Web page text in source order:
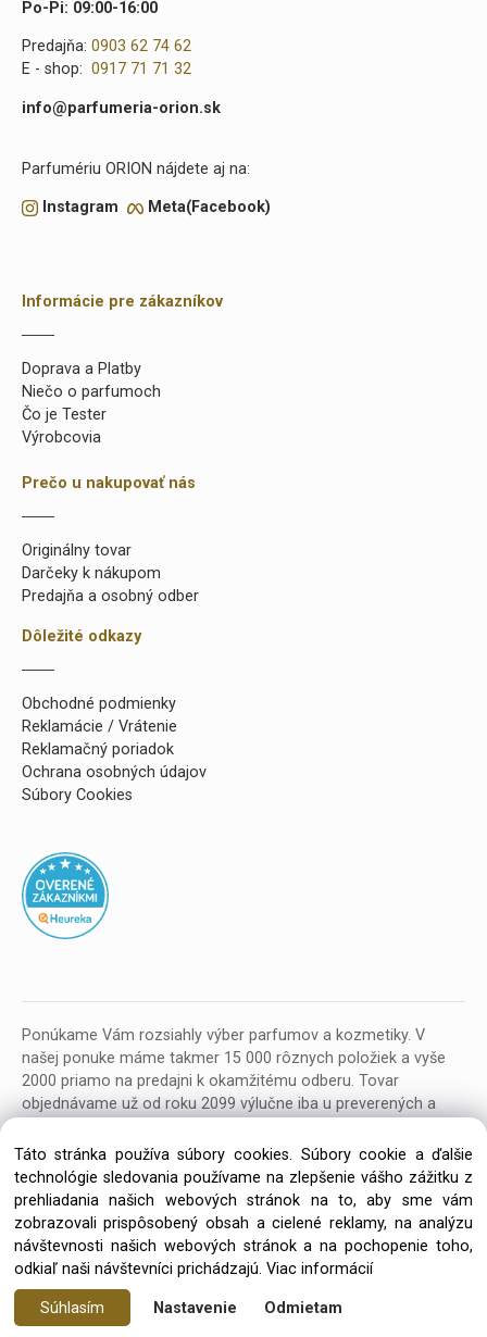
Po-Pi: 09:00-16:00
Predajňa: 0903 62 74 62
E - shop: 0917 71 71 32
info@parfumeria-orion.sk
Parfumériu ORION nájdete aj na:
Instagram Meta(Facebook)
Informácie pre zákazníkov
Doprava a Platby
Niečo o parfumoch
Čo je Tester
Výrobcovia
Prečo u nakupovať nás
Originálny tovar
Darčeky k nákupom
Predajňa a osobný odber
Dôležité odkazy
Obchodné podmienky
Reklamácie / Vrátenie
Reklamačný poriadok
Ochrana osobných údajov
Súbory Cookies
Ponúkame Vám rozsiahly výber parfumov a kozmetiky. V
našej ponuke máme takmer 15 000 rôznych položiek a vyše
2000 priamo na predajni k okamžitému odberu. Tovar
objednávame už od roku 2099 výlučne iba u preverených a
Copyright © 2026 Parfumeria ORION, All rights reserved
Táto stránka používa súbory cookies. Súbory cookie a ďalšie
technológie sledovania používame na zlepšenie vášho zážitku z
prehliadania našich webových stránok na to, aby sme vám
zobrazovali prispôsobený obsah a cielené reklamy, na analýzu
návštevnosti našich webových stránok a na pochopenie toho,
odkiaľ naši návštevníci prichádzajú. Viac informácií
Súhlasím Nastavenie Odmietam